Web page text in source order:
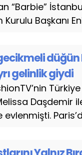
Başkanı
gelinlik giydi
Daşdemir